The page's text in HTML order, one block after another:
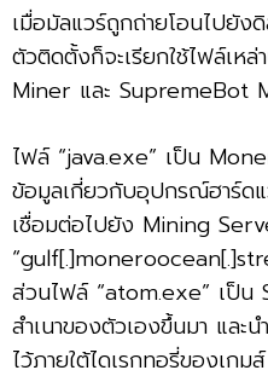
เมื่อมัลแวร์ถูกถ่ายโอนไปยัง
ตัวติดตั้งก็จะเรียกใช้ไฟล์เห
Miner และ SupremeBot
ไฟล์ “java.exe” เป็น
ข้อมูลเกี่ยวกับอุปกรณ์ฮาร์ดแ
เชื่อมต่อไปยัง Mining
ส่วนไฟล์ “atom.exe” เป็น
สำเนาของตัวเองขึ้นมา และ
ไว้ภายใต้ไดเรกทอรี่ของเก